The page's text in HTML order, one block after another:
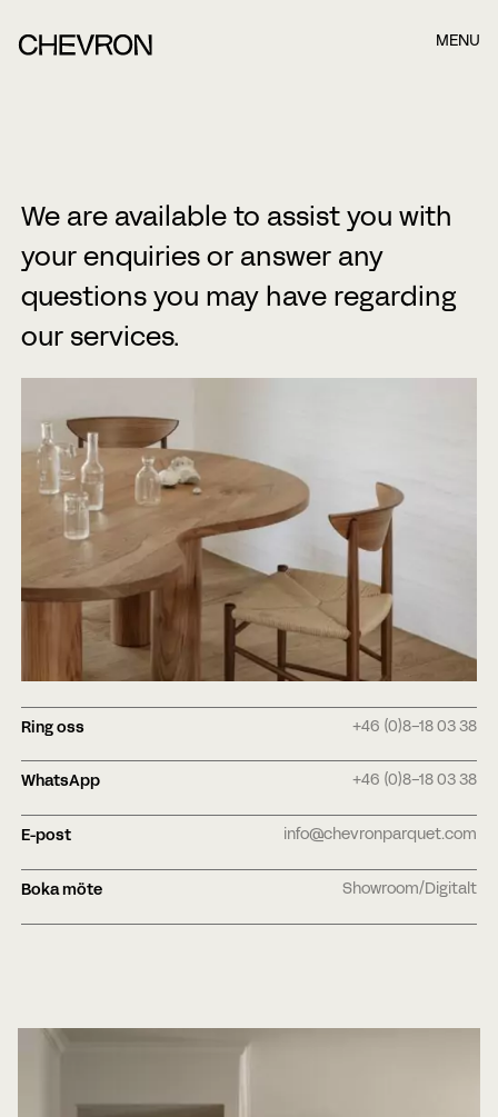
MENU
We are available to assist you with
your enquiries or answer any
questions you may have regarding
our services.
Ring oss +46 (0)8-18 03 38
WhatsApp +46 (0)8-18 03 38
E-post info@chevronparquet.com
Boka möte Showroom/Digitalt
konsulter att kontakta dig. När du har fyllt i formuläret
nedan kommer våra konsulter.
Namn
E-post
Telefonnummer
snedstreck
snedstreck
Time
:
CAPTCHA